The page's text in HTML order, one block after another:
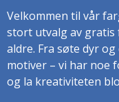
Velkommen til vår
stort utvalg av
aldre. Fra søte dyr
motiver – vi har noe
og la kreativiteten